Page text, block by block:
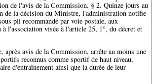
de l'avis de la Commission. § 2. Quinze jours au
de la décision du Ministre, l'administration notifie
pli recommandé par voie postale, aux
l'association visée à l'article 25, 1°, du décret et
après avis de la Commission, arrête au moins une
reconnus comme sportif de haut niveau,
d'entraînement ainsi que la durée de leur